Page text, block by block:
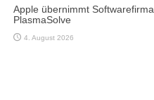
Apple übernimmt Softwarefirma
PlasmaSolve
4. August 2026